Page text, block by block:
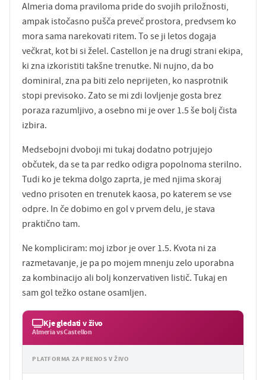
Almeria doma praviloma pride do svojih priložnosti,
ampak istočasno pušča preveč prostora, predvsem ko
mora sama narekovati ritem. To se ji letos dogaja
večkrat, kot bi si želel. Castellon je na drugi strani ekipa,
ki zna izkoristiti takšne trenutke. Ni nujno, da bo
dominiral, zna pa biti zelo neprijeten, ko nasprotnik
stopi previsoko. Zato se mi zdi lovljenje gosta brez
poraza razumljivo, a osebno mi je over 1.5 še bolj čista
izbira.
Medsebojni dvoboji mi tukaj dodatno potrjujejo
občutek, da se ta par redko odigra popolnoma sterilno.
Tudi ko je tekma dolgo zaprta, je med njima skoraj
vedno prisoten en trenutek kaosa, po katerem se vse
odpre. In če dobimo en gol v prvem delu, je stava
praktično tam.
Ne kompliciram: moj izbor je over 1.5. Kvota ni za
razmetavanje, je pa po mojem mnenju zelo uporabna
za kombinacijo ali bolj konzervativen listič. Tukaj en
sam gol težko ostane osamljen.
Kje gledati v živo
Almeria vs Castellon
PLATFORMA ZA PRENOS V ŽIVO